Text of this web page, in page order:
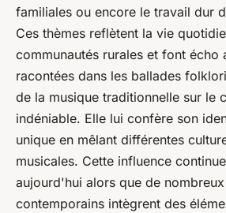
familiales ou encore le travail dur
Ces thèmes reflètent la vie
communautés rurales et font écho
racontées dans les ballades
de la musique traditionnelle sur le
indéniable. Elle lui confère son
unique en mêlant différentes
musicales. Cette influence
aujourd'hui alors que de
contemporains intègrent des